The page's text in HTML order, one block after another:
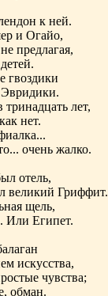
к ней.
и Огайо,
предлагая,
гвоздики
Эвридики.
лет,
нет.
очень жалко.
отель,
великий Гриффит.
щель,
Или Египет.
искусства,
чувства;
обман.